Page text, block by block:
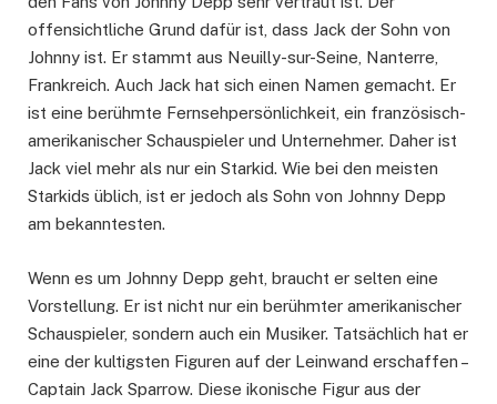
offensichtliche Grund dafür ist, dass Jack der Sohn von
Johnny ist. Er stammt aus Neuilly-sur-Seine, Nanterre,
Frankreich. Auch Jack hat sich einen Namen gemacht. Er
ist eine berühmte Fernsehpersönlichkeit, ein französisch-
amerikanischer Schauspieler und Unternehmer. Daher ist
Jack viel mehr als nur ein Starkid. Wie bei den meisten
Starkids üblich, ist er jedoch als Sohn von Johnny Depp
am bekanntesten.
Wenn es um Johnny Depp geht, braucht er selten eine
Vorstellung. Er ist nicht nur ein berühmter amerikanischer
Schauspieler, sondern auch ein Musiker. Tatsächlich hat er
eine der kultigsten Figuren auf der Leinwand erschaffen –
Captain Jack Sparrow. Diese ikonische Figur aus der